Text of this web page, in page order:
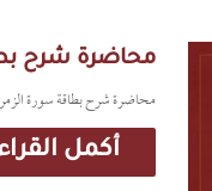
محاضرة شرح بطاقة سورة
محاضرة شرح بطاقة سورة الزمر ( البطاقة 39) | الدورة الأسبوعية في شرح كتاب البطاقات للتعريف بسور القرآن الكريم
أكمل